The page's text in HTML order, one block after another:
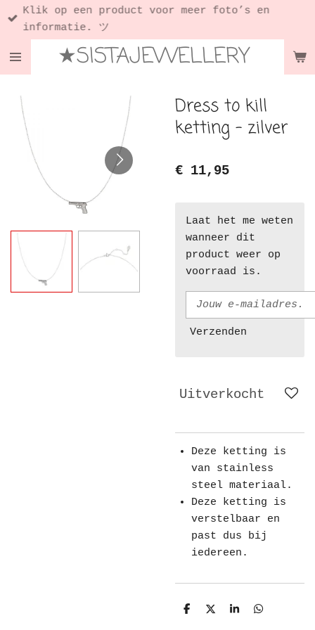
Ga
direct
de
★SISTAJEWELLERY
Klik op een product voor meer foto’s en
informatie. ツ
Dress to kill
ketting - zilver
€ 11,95
Laat het me weten
wanneer dit
product weer op
voorraad is.
Verzenden
Uitverkocht
Deze ketting is
van stainless
steel materiaal.
Deze ketting is
verstelbaar en
past dus bij
iedereen.
D
D
S
D